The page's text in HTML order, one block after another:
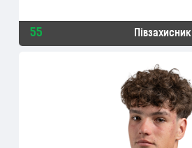
55 Півзахисник